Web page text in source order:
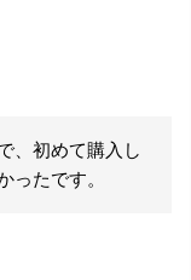
、初めて購入し
ったです。